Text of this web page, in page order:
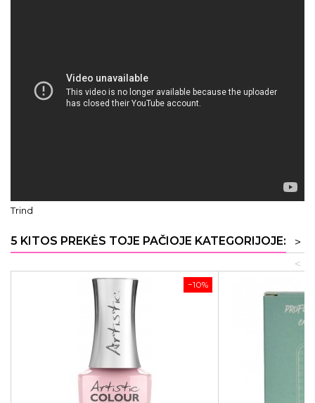
Trind
5 KITOS PREKĖS TOJE PAČIOJE KATEGORIJOJE:
>
<
−10%